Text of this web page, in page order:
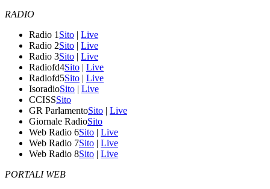
RADIO
Radio 1 Sito | Live
Radio 2Sito | Live
Radio 3Sito | Live
Radiofd4Sito | Live
Radiofd5Sito | Live
IsoradioSito | Live
CCISSSito
GR ParlamentoSito | Live
Giornale RadioSito
Web Radio 6Sito | Live
Web Radio 7Sito | Live
Web Radio 8Sito | Live
PORTALI WEB